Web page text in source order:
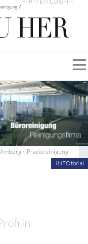
√
• Praxisreinigung
INFOtorial
in